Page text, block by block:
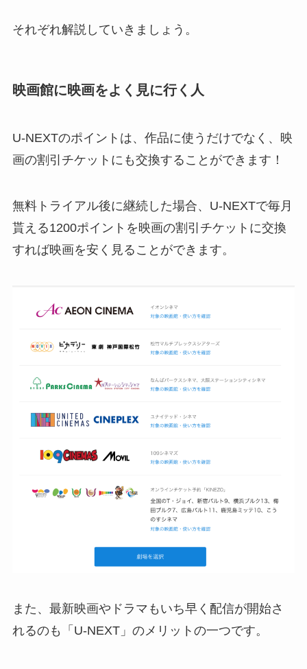
それぞれ解説していきましょう。
映画館に映画をよく見に行く人
U-NEXTのポイントは、作品に使うだけでなく、映
画の割引チケットにも交換することができます！
無料トライアル後に継続した場合、U-NEXTで毎月
貰える1200ポイントを映画の割引チケットに交換
すれば映画を安く見ることができます。
また、最新映画やドラマもいち早く配信が開始さ
れるのも「U-NEXT」のメリットの一つです。